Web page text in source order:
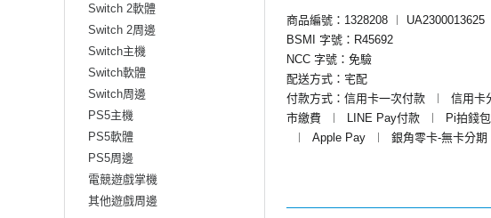
Switch 2軟體
Switch 2周邊
Switch主機
Switch軟體
Switch周邊
PS5主機
PS5軟體
PS5周邊
電競遊戲掌機
其他遊戲周邊
商品編號：1328208 ︱
UA2300013625
BSMI 字號：R45692
NCC 字號：免驗
配送方式：宅配
付款方式：信用卡一次付款
︱ 信用卡
市繳費
︱ LINE Pay付款 ︱ Pi拍錢包
︱
Apple Pay ︱ 銀角零卡-無卡分期